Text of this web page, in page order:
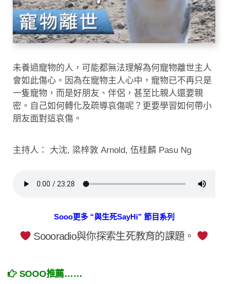
未養過寵物的人，可能都無法理解為何寵物離世主人
會如此傷心。因為在寵物主人心中，寵物已不再只是
一隻寵物，而是好朋友、伴侶，甚至比親人還要親
密。自己如何轉化及疏導哀傷呢？更要學習如何帶小
朋友面對這哀傷。
主持人： 大沈, 梁梓敦 Arnold, 伍桂麟 Pasu Ng
Sooo更多 “與生死SayHi” 節目系列
Soooradio與你探索生死教育的課題。
SOOO推薦……